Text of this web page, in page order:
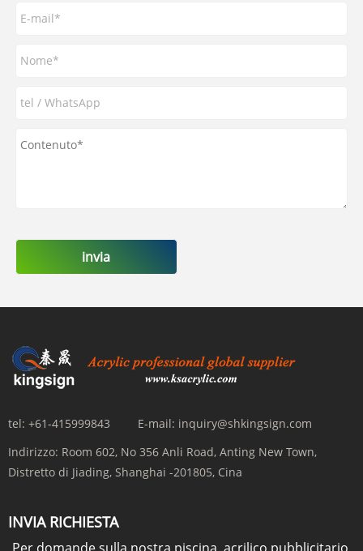
invia
tel: +61-415999843 E-mail: inquiry@shkingsign.com
Indirizzo: Room 602, No 356 Anli Road, Anting New Town,
Distretto di Jiading, Shanghai -201805, Cina
INVIA RICHIESTA
Per domande sulla nostra piscina, acrilico pubblicitario,